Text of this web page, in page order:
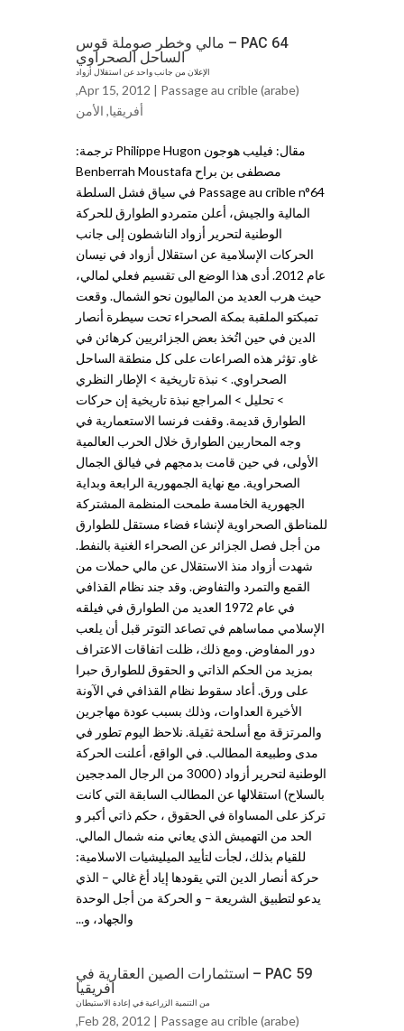
PAC 64 – مالي وخطر صوملة قوس
الساحل الصحراوي
الإعلان من جانب واحد عن استقلال أزواد
Apr 15, 2012 | Passage au crible (arabe)
,
أفريقيا, الأمن
مقال: فيليب هوجون Philippe Hugon ترجمة:
مصطفى بن براح Benberrah Moustafa
Passage au crible n°64 في سياق فشل السلطة
المالية والجيش، أعلن متمردو الطوارق للحركة
الوطنية لتحرير أزواد الناشطون إلى جانب
الحركات الإسلامية عن استقلال أزواد في نيسان
عام 2012. أدى هذا الوضع الى تقسيم فعلي لمالي،
حيث هرب العديد من الماليون نحو الشمال. وقعت
تمبكتو الملقبة بمكة الصحراء تحت سيطرة أنصار
الدين في حين اتُخذ بعض الجزائريين كرهائن في
غاو. تؤثر هذه الصراعات على كل منطقة الساحل
الصحراوي. > نبذة تاريخية > الإطار النظري
> تحليل > المراجع نبذة تاريخية إن حركات
الطوارق قديمة. وقفت فرنسا الاستعمارية في
وجه المحاربين الطوارق خلال الحرب العالمية
الأولى، في حين قامت بدمجهم في فيالق الجمال
الصحراوية. مع نهاية الجمهورية الرابعة وبداية
الجهورية الخامسة طمحت المنظمة المشتركة
للمناطق الصحراوية لإنشاء فضاء مستقل للطوارق
من أجل فصل الجزائر عن الصحراء الغنية بالنفط.
شهدت أزواد منذ الاستقلال عن مالي حملات من
القمع والتمرد والتفاوض. وقد جند نظام القذافي
في عام 1972 العديد من الطوارق في فيلقه
الإسلامي مماساهم في تصاعد التوتر قبل أن يلعب
دور المفاوض. ومع ذلك، ظلت اتفاقات الاعتراف
بمزيد من الحكم الذاتي و الحقوق للطوارق حبرا
على ورق. أعاد سقوط نظام القذافي في الآونة
الأخيرة العداوات، وذلك بسبب عودة مهاجرين
والمرتزقة مع أسلحة ثقيلة. نلاحظ اليوم تطور في
مدى وطبيعة المطالب. في الواقع، أعلنت الحركة
الوطنية لتحرير أزواد ( 3000 من الرجال المدججين
بالسلاح) استقلالها عن المطالب السابقة التي كانت
تركز على المساواة في الحقوق ، حكم ذاتي أكبر و
الحد من التهميش الذي يعاني منه شمال المالي.
للقيام بذلك، لجأت لتأييد الميليشيات الاسلامية:
حركة أنصار الدين التي يقودها إياد أغ غالي – الذي
يدعو لتطبيق الشريعة – و الحركة من أجل الوحدة
والجهاد، و...
PAC 59 – استثمارات الصين العقارية في
افريقيا
من التنمية الزراعية في إعادة الاستيطان
Feb 28, 2012 | Passage au crible (arabe)
,